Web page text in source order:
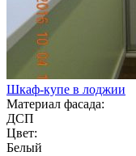
Шкаф-купе в лоджии
Материал фасада:
ДСП
Цвет:
Белый